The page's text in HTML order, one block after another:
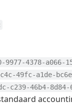
9977-4378-a066-
49fc-a1de-
c239-46b4-8d84-